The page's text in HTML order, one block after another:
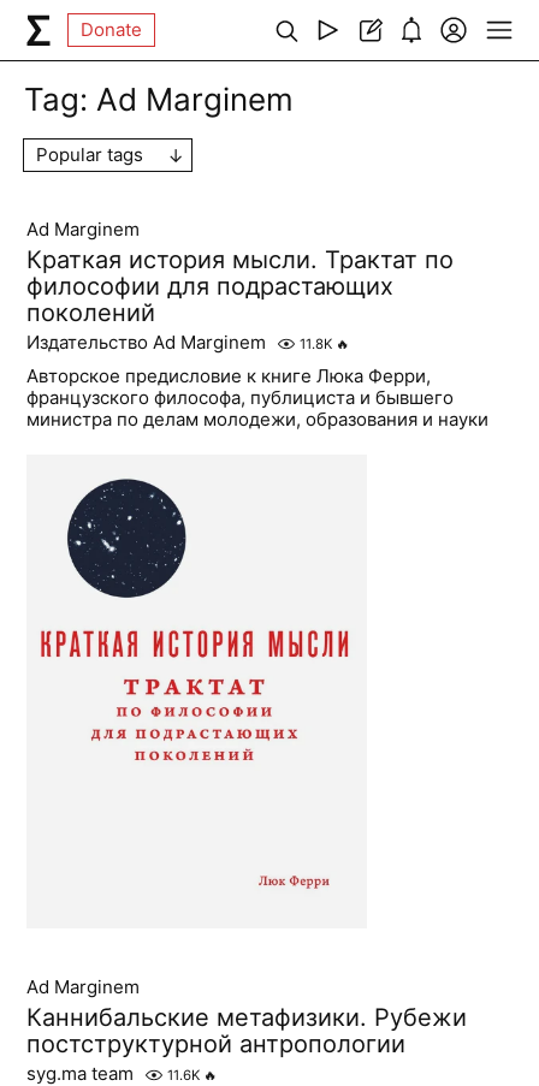
Donate
Tag: Ad Marginem
Popular tags
Ad Marginem
Краткая история мысли. Трактат по
философии для подрастающих
поколений
Издательство Ad Marginem 11.8K 🔥
Авторское предисловие к книге Люка Ферри,
французского философа, публициста и бывшего
министра по делам молодежи, образования и науки
Ad Marginem
Каннибальские метафизики. Рубежи
постструктурной антропологии
syg.ma team 11.6K 🔥